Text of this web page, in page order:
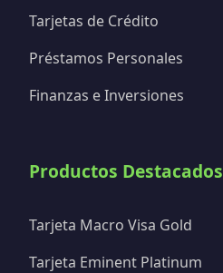
Tarjetas de Crédito
Préstamos Personales
Finanzas e Inversiones
Productos Destacados
Tarjeta Macro Visa Gold
Tarjeta Eminent Platinum